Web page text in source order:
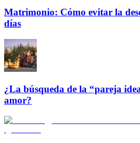
Matrimonio: Cómo evitar la
días
¿La búsqueda de la “pareja
amor?